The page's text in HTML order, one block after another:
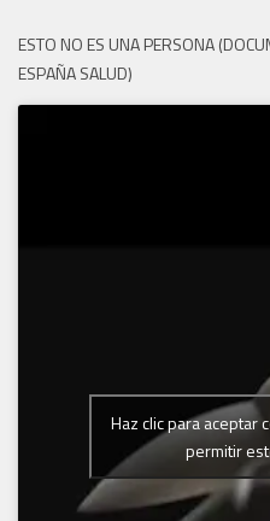
ESTO NO ES UNA PERSONA
ESPAÑA SALUD)
Haz clic para aceptar
permitir